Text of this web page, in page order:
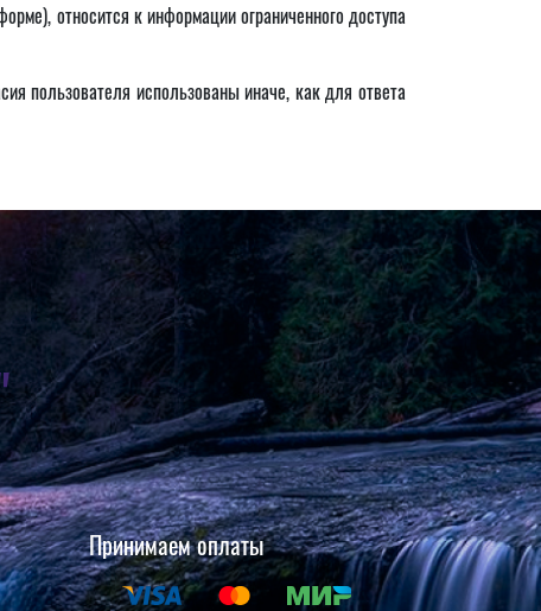
относится к информации ограниченного доступа
пользователя использованы иначе, как для ответа
Принимаем оплаты